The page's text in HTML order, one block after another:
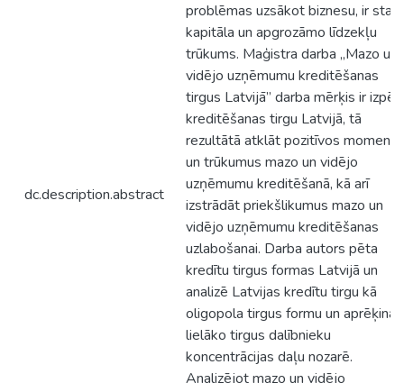
dc.description.abstract
problēmas uzsākot biznesu, ir
kapitāla un apgrozāmo līdzekļu
trūkums. Maģistra darba „Mazo un
vidējo uzņēmumu kreditēšanas
tirgus Latvijā” darba mērķis ir
kreditēšanas tirgu Latvijā, tā
rezultātā atklāt pozitīvos
un trūkumus mazo un vidējo
uzņēmumu kreditēšanā, kā arī
izstrādāt priekšlikumus mazo un
vidējo uzņēmumu kreditēšanas
uzlabošanai. Darba autors pēta
kredītu tirgus formas Latvijā un
analizē Latvijas kredītu tirgu kā
oligopola tirgus formu un aprēķina
lielāko tirgus dalībnieku
koncentrācijas daļu nozarē.
Analizējot mazo un vidējo